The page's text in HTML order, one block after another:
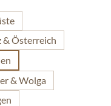
& Österreich
& Wolga